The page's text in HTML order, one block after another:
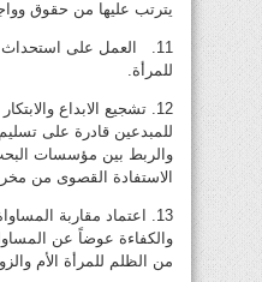
يترتب عليها من حقوق
11. العمل على
للمرأة.
12. تشجيع الابداع
للمبدعين قادرة على
والربط بين مؤسسات
الاستفادة القصوى من
13. اعتماد مقاربة
والكفاءة عوضاً عن
من الظلم للمرأة الأم